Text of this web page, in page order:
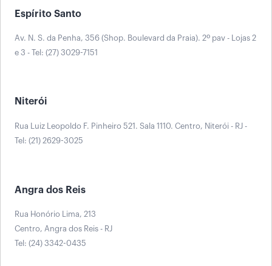
Espírito Santo
Av. N. S. da Penha, 356 (Shop. Boulevard da Praia). 2º pav - Lojas 2
e 3 - Tel: (27) 3029-7151
Niterói
Rua Luiz Leopoldo F. Pinheiro 521. Sala 1110. Centro, Niterói - RJ -
Tel: (21) 2629-3025
Angra dos Reis
Rua Honório Lima, 213
Centro, Angra dos Reis - RJ
Tel: (24) 3342-0435